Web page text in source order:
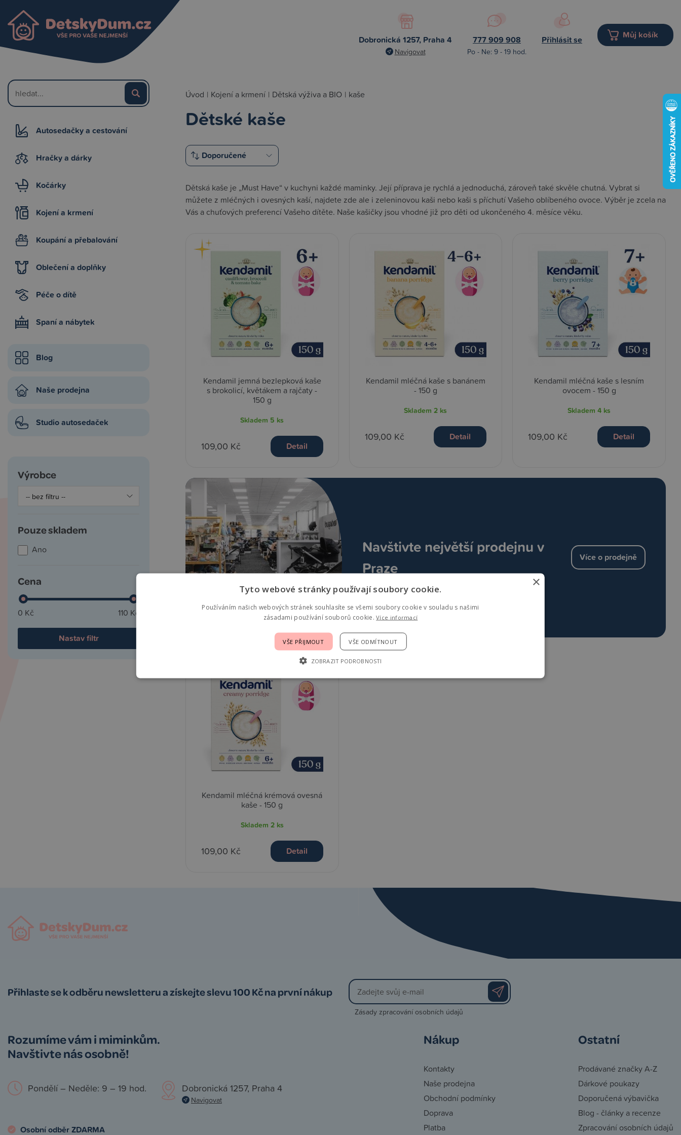
Dobronická 1257, Praha 4
Navigovat
777 909 908
Po - Ne: 9 - 19 hod.
Přihlásit se Můj košík
Autosedačky a cestování
Hračky a dárky
Kočárky
Kojení a krmení
Koupání a přebalování
Oblečení a doplňky
Péče o dítě
Spaní a nábytek
Blog
Naše prodejna
Studio autosedaček
Výrobce
Pouze skladem
Ano
Cena
0 Kč 110 Kč
Úvod | Kojení a krmení | Dětská výživa a BIO | kaše
Dětské kaše
Dětská kaše je „Must Have“ v kuchyni každé maminky. Její příprava je rychlá a jednoduchá, zároveň také skvěle chutná. Vybrat si
můžete z mléčných i ovesných kaší, najdete zde ale i zeleninovou kaši nebo kaši s příchutí Vašeho oblíbeného ovoce. Výběr je zcela na
Vás a chuťových preferencí Vašeho dítěte. Naše kašičky jsou vhodné již pro děti od ukončeného 4. měsíce věku.
Navštivte největší prodejnu v
Praze
Více o prodejně
Kendamil jemná bezlepková kaše
s brokolicí, květákem a rajčaty -
150 g
Skladem 5 ks
109,00 Kč Detail
Kendamil mléčná kaše s banánem
- 150 g
Skladem2 ks
109,00 Kč Detail
Kendamil mléčná kaše s lesním
ovocem - 150 g
Skladem4 ks
109,00 Kč Detail
Kendamil mléčná krémová ovesná
kaše - 150 g
Skladem 2 ks
109,00 Kč Detail
Přihlaste se k odběru newsletteru a získejte slevu 100 Kč na první nákup
Zásady zpracování osobních údajů
Rozumíme vám i miminkům.
Navštivte nás osobně!
Pondělí – Neděle: 9 – 19 hod. Dobronická 1257, Praha 4
Navigovat
Osobní odběr ZDARMA
Nákup
Kontakty
Naše prodejna
Obchodní podmínky
Doprava
Platba
Ostatní
Prodávané značky A-Z
Dárkové poukazy
Doporučená výbavička
Blog - články a recenze
Zpracování osobních údajů
×
Tyto webové stránky používají soubory cookie.
Používáním našich webových stránek souhlasíte se všemi soubory cookie v souladu s našimi
zásadami používání souborů cookie.Více informací
VŠE PŘIJMOUT VŠE ODMÍTNOUT
ZOBRAZIT PODROBNOSTI